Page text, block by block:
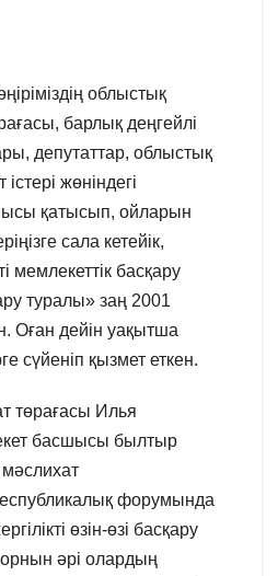
облыстық
барлық деңгейлі
депутаттар, облыстық
жөніндегі
қатысып, ойларын
сала кетейік,
мемлекеттік басқару
туралы» заң 2001
Оған дейін уақытша
сүйеніп қызмет еткен.
төрағасы Илья
басшысы былтыр
мәслихат
форумында
өзін-өзі басқару
әрі олардың